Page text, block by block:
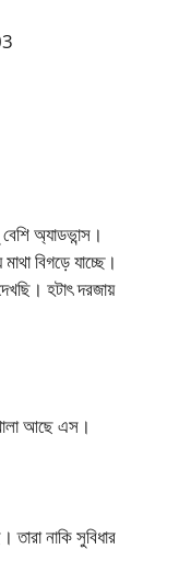
অ্যাডভান্স।
বিগড়ে যাচ্ছে।
হটাৎ দরজায়
আছে এস।
নাকি সুবিধার